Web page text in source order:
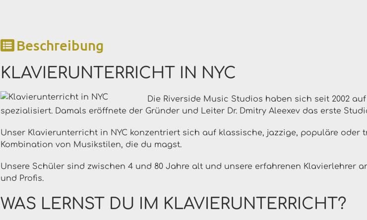
Beschreibung
KLAVIERUNTERRICHT IN NYC
Die Riverside Music Studios haben sich seit 2002
spezialisiert. Damals eröffnete der Gründer und Leiter Dr. Dmitry Aleexev das erste
Unser Klavierunterricht in NYC konzentriert sich auf klassische, jazzige, populäre
Kombination von Musikstilen, die du magst.
Unsere Schüler sind zwischen 4 und 80 Jahre alt und unsere erfahrenen Klavierlehrer
und Profis.
WAS LERNST DU IM KLAVIERUNTERRICHT?